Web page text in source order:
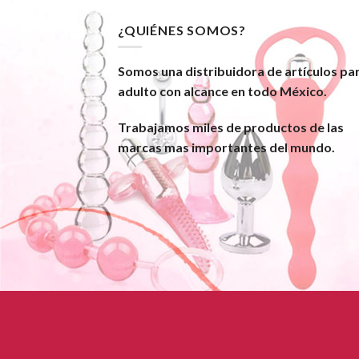
¿QUIÉNES SOMOS?
Somos una distribuidora de artículos
adulto con alcance en todo México.
Trabajamos miles de productos de las
marcas mas importantes del mundo.